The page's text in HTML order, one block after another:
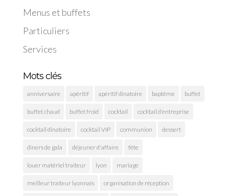
Menus et buffets
Particuliers
Services
Mots clés
anniversaire apéritif apéritif dinatoire baptême buffet
buffet chaud buffet froid cocktail cocktail d'entreprise
cocktail dinatoire cocktail VIP communion dessert
diners de gala déjeuner d'affaire fête
louer matériel traiteur lyon mariage
meilleur traiteur lyonnais organisation de réception